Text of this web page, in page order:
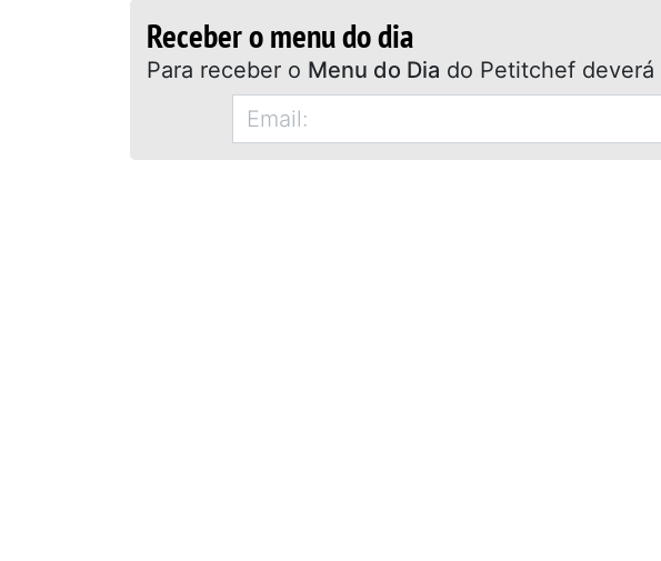
Receber o menu do dia
Para receber o Menu do Dia do Petitchef deverá